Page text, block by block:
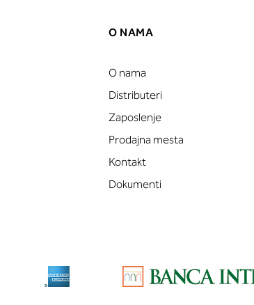
O NAMA
O nama
Distributeri
Zaposlenje
Prodajna mesta
Kontakt
Dokumenti